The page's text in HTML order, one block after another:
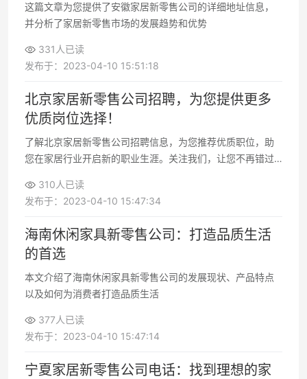
这篇文章为您提供了安徽家居新零售公司的详细地址信息，
并分析了家居新零售市场的发展趋势和优势
331人已读
发布于：2023-04-10 15:51:18
北京家居新零售公司招聘，为您提供更多
优质岗位选择！
了解北京家居新零售公司招聘信息，为您推荐优质职位，助
您在家居行业开启新的职业生涯。关注我们，让您不再错过
310人已读
发布于：2023-04-10 15:47:34
海南休闲家具新零售公司：打造品质生活
的首选
本文介绍了海南休闲家具新零售公司的发展现状、产品特点
以及如何为消费者打造品质生活
377人已读
发布于：2023-04-10 15:47:14
宁夏家居新零售公司电话：找到理想的家